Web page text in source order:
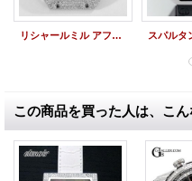
リシャールミル アフターダイヤ RM010 パヴェダイヤケース ベゼル WG
この商品を買った人は、こ